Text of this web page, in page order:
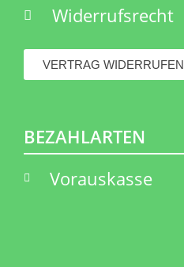
Widerrufsrecht
VERTRAG WIDERRUFEN
BEZAHLARTEN
Vorauskasse